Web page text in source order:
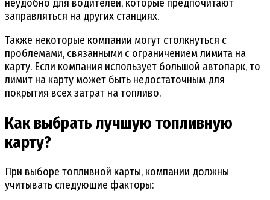
неудобно для водителей, которые предпочитают
заправляться на других станциях.
Также некоторые компании могут столкнуться с
проблемами, связанными с ограничением лимита на
карту. Если компания использует большой автопарк, то
лимит на карту может быть недостаточным для
покрытия всех затрат на топливо.
Как выбрать лучшую топливную
карту?
При выборе топливной карты, компании должны
учитывать следующие факторы: